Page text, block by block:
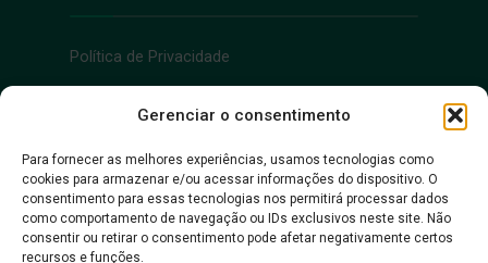
Gerenciar o consentimento
Para fornecer as melhores experiências, usamos tecnologias como
cookies para armazenar e/ou acessar informações do dispositivo. O
consentimento para essas tecnologias nos permitirá processar dados
como comportamento de navegação ou IDs exclusivos neste site. Não
consentir ou retirar o consentimento pode afetar negativamente certos
recursos e funções.
Política de Privacidade
Acessibilidade
Acessibilidade